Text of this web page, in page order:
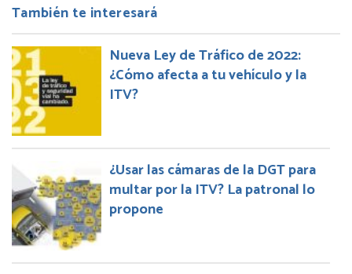
También te interesará
Nueva Ley de Tráfico de 2022:
¿Cómo afecta a tu vehículo y la
ITV?
¿Usar las cámaras de la DGT para
multar por la ITV? La patronal lo
propone